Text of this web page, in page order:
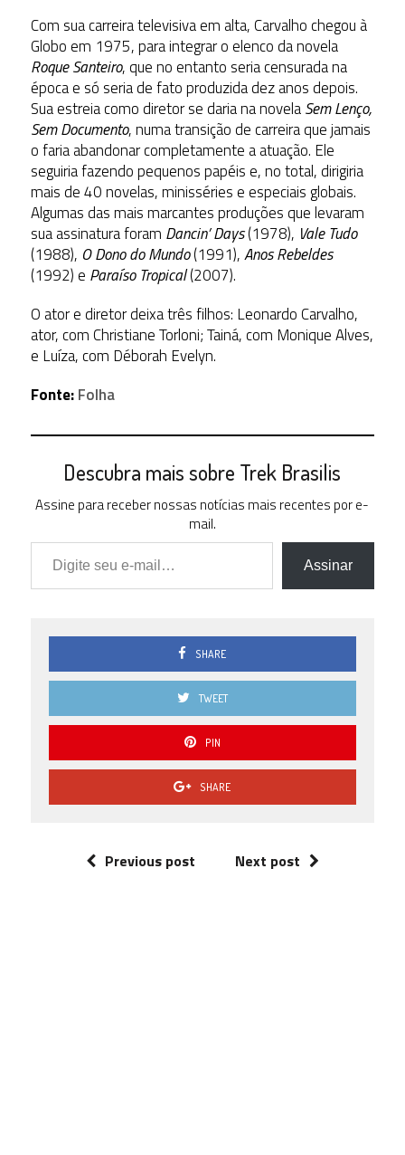
Com sua carreira televisiva em alta, Carvalho chegou à
Globo em 1975, para integrar o elenco da novela
Roque Santeiro, que no entanto seria censurada na
época e só seria de fato produzida dez anos depois.
Sua estreia como diretor se daria na novelaSem Lenço,
Sem Documento, numa transição de carreira que jamais
o faria abandonar completamente a atuação. Ele
seguiria fazendo pequenos papéis e, no total, dirigiria
mais de 40 novelas, minisséries e especiais globais.
Algumas das mais marcantes produções que levaram
sua assinatura foram Dancin’ Days(1978), Vale Tudo
(1988), O Dono do Mundo(1991),Anos Rebeldes
(1992) e Paraíso Tropical(2007).
O ator e diretor deixa três filhos: Leonardo Carvalho,
ator, com Christiane Torloni; Tainá, com Monique Alves,
e Luíza, com Déborah Evelyn.
Fonte:Folha
Descubra mais sobre Trek Brasilis
Assine para receber nossas notícias mais recentes por e-
mail.
Digite seu e-mail…
Assinar
SHARE
TWEET
PIN
SHARE
Previous post Next post